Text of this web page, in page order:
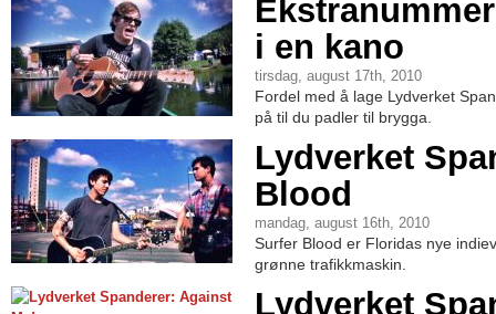
i en kano
tirsdag, august 17th, 2010
Fordel med å lage Lydverket
på til du padler til brygga.
Lydverket
Blood
mandag, august 16th, 2010
Surfer Blood er Floridas nye
grønne trafikkmaskin.
Lydverket